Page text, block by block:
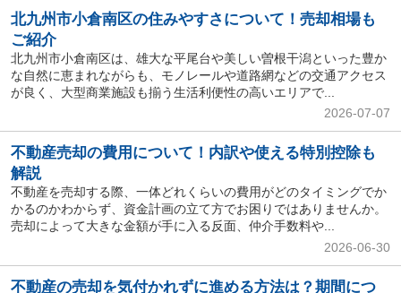
北九州市小倉南区の住みやすさについて！売却相場も
ご紹介
北九州市小倉南区は、雄大な平尾台や美しい曽根干潟といった豊か
な自然に恵まれながらも、モノレールや道路網などの交通アクセス
が良く、大型商業施設も揃う生活利便性の高いエリアで...
2026-07-07
不動産売却の費用について！内訳や使える特別控除も
解説
不動産を売却する際、一体どれくらいの費用がどのタイミングでか
かるのかわからず、資金計画の立て方でお困りではありませんか。
売却によって大きな金額が手に入る反面、仲介手数料や...
2026-06-30
不動産の売却を気付かれずに進める方法は？期間につ